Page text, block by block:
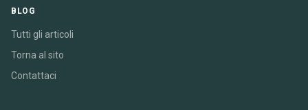
BLOG
Tutti gli articoli
Torna al sito
Contattaci